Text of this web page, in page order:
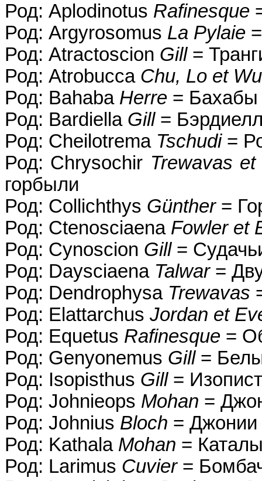
Род: Aplodinotus Rafinesque
Род: Argyrosomus La Pylaie
Род: Atractoscion Gill=
Род: Atrobucca Chu, Lo et Wu
Род: Bahaba Herre = Бахабы
Род: Bardiella Gill=
Род: Cheilotrema Tschudi=
Род: Chrysochir Trewavas et
горбыли
Род: Collichthys Günther=
Род: Ctenosciaena Fowler et
Род: Cynoscion Gill=
Род: Daysciaena Talwar=
Род: Dendrophysa Trewavas
Род: Elattarchus Jordan et
Род: Equetus Rafinesque =
Род: Genyonemus Gill=
Род: Isopisthus Gill=
Род: Johnieops Mohan =
Род: Johnius Bloch = Джонии
Род: Kathala Mohan =
Род: Larimus Cuvier=